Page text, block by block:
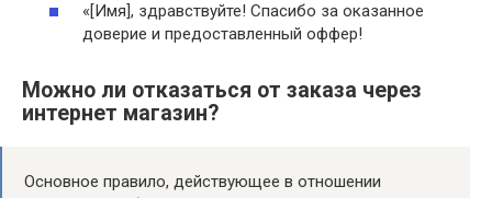
«[Имя], здравствуйте! Спасибо за оказанное
доверие и предоставленный оффер!
Можно ли отказаться от заказа через
интернет магазин?
Основное правило, действующее в отношении